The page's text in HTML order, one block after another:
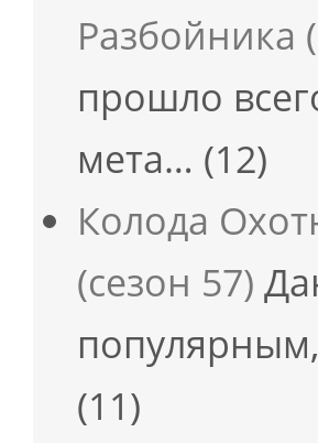
Разбойника
прошло
мета… (12)
Колода
(сезон 57)
(11)